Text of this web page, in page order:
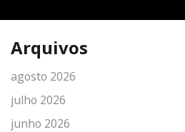
Arquivos
agosto 2026
julho 2026
junho 2026